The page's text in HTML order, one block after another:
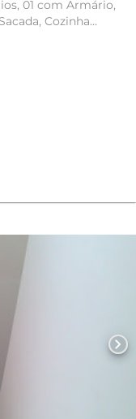
01 com Armário,
Cozinha
chevron_right